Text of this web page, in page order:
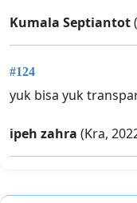
Kumala Septiantot
#124
yuk bisa yuk
ipeh zahra (Kra,